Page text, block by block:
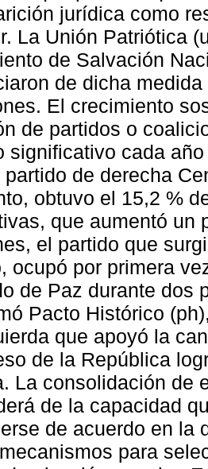
jurídica como
La Unión Patriótica
de Salvación
de dicha
El crecimiento
de partidos o
significativo cada
partido de derecha
obtuvo el 15,2 %
que aumentó un
el partido que
ocupó por primera
de Paz durante dos
Pacto Histórico
que apoyó la
de la República
La consolidación de
de la capacidad
de acuerdo en la
para